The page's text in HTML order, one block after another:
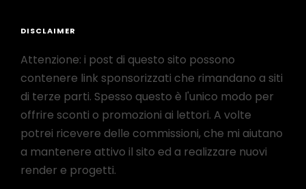
DISCLAIMER
Attenzione: i post di questo sito possono
contenere link sponsorizzati che rimandano a siti
di terze parti. Spesso questo è l'unico modo per
offrire sconti o promozioni ai lettori. A volte
potrei ricevere delle commissioni, che mi aiutano
a mantenere attivo il sito ed a realizzare nuovi
render e progetti.